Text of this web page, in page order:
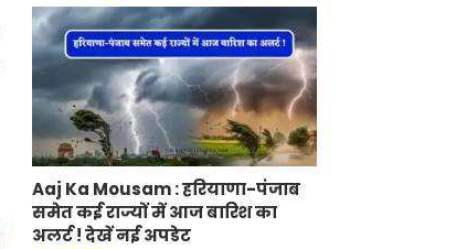
Aaj Ka Mousam : हरियाणा-पंजाब
समेत कई राज्यों में आज बारिश का
अलर्ट ! देखें नई अपडेट